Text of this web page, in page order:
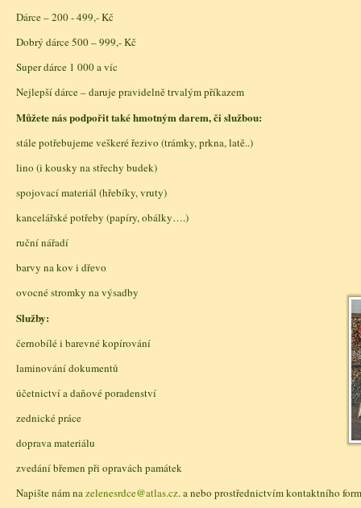
Dárce – 200 - 499,- Kč
Dobrý dárce 500 – 999,- Kč
Super dárce 1 000 a víc
Nejlepší dárce – daruje pravidelně trvalým příkazem
Můžete nás podpořit také hmotným darem, či službou:
stále potřebujeme veškeré řezivo (trámky, prkna, latě..)
lino (i kousky na střechy budek)
spojovací materiál (hřebíky, vruty)
kancelářské potřeby (papíry, obálky….)
ruční nářadí
barvy na kov i dřevo
ovocné stromky na výsadby
Služby:
černobílé i barevné kopírování
laminování dokumentů
účetnictví a daňové poradenství
zednické práce
doprava materiálu
zvedání břemen při opravách památek
Napište nám nazelenesrdce@atlas.cz. a nebo prostřednictvím kontaktního